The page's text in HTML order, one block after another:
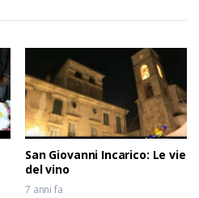
CASTROCIELO: La sfida di Letizia
6 anni fa
San Giovanni Incarico: Le vie
del vino
7 anni fa